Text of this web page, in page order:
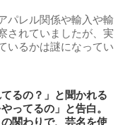
パレル関係や輸入や輸
されていましたが、実
いるかは謎になってい
るの？」と聞かれる
ってるの」と告白。
関わりで、芸名を使